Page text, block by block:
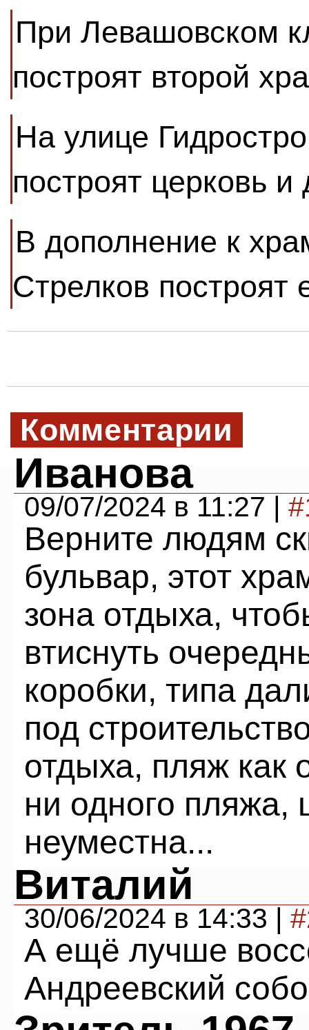
При Левашовском
построят второй
На улице
построят церковь
В дополнение к
Стрелков построят
Комментарии
Иванова
09/07/2024 в 11:27 |
Верните людям
бульвар, этот
зона отдыха,
втиснуть
коробки, типа
под
отдыха, пляж как
ни одного пляжа,
неуместна...
Виталий
30/06/2024 в 14:33 |
А ещё лучше
Андреевский